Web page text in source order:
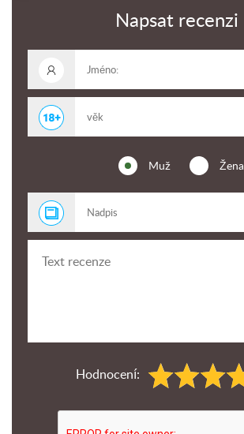
Napsat recenzi
Muž Žena
Hodnocení: